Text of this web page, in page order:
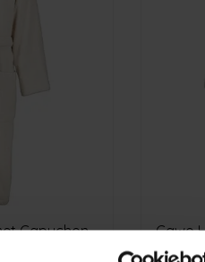
Capuchon
Cawo
847